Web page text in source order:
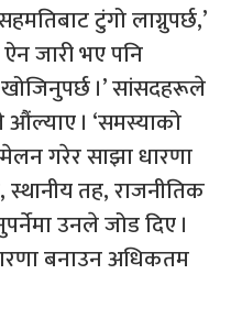
टुंगो लाग्नुपर्छ,’
जारी भए पनि
।’ सांसदहरूले
औंल्याए । ‘समस्याको
गरेर साझा धारणा
स्थानीय तह, राजनीतिक
उनले जोड दिए ।
बनाउन अधिकतम